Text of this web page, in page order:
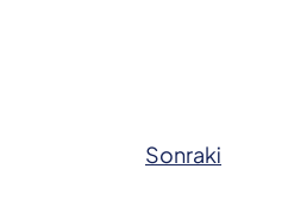
Sonraki